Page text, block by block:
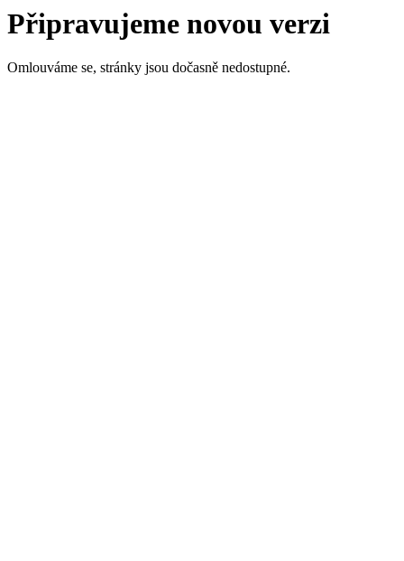
Připravujeme novou verzi
Omlouváme se, stránky jsou dočasně nedostupné.